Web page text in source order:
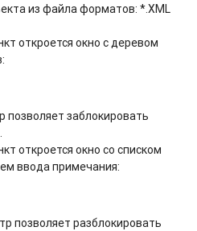
из файла форматов: *.XML
откроется окно с деревом
позволяет заблокировать
откроется окно со списком
ввода примечания:
позволяет разблокировать